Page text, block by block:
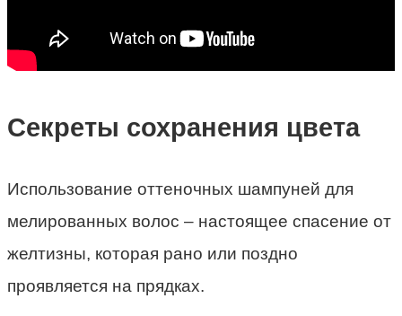
Секреты сохранения цвета
Использование оттеночных шампуней для
мелированных волос – настоящее спасение от
желтизны, которая рано или поздно
проявляется на прядках.